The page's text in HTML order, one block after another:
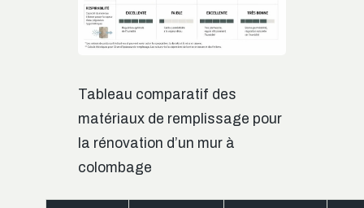
Tableau comparatif des
matériaux de remplissage pour
la rénovation d’un mur à
colombage